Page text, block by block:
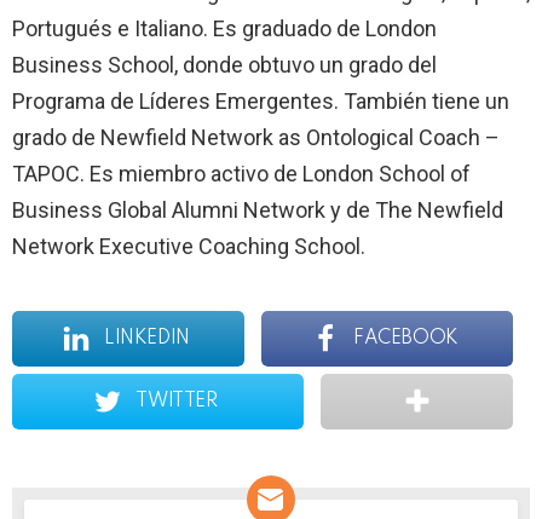
Portugués e Italiano. Es graduado de London
Business School, donde obtuvo un grado del
Programa de Líderes Emergentes. También tiene un
grado de Newfield Network as Ontological Coach –
TAPOC. Es miembro activo de London School of
Business Global Alumni Network y de The Newfield
Network Executive Coaching School.
LINKEDIN FACEBOOK
TWITTER